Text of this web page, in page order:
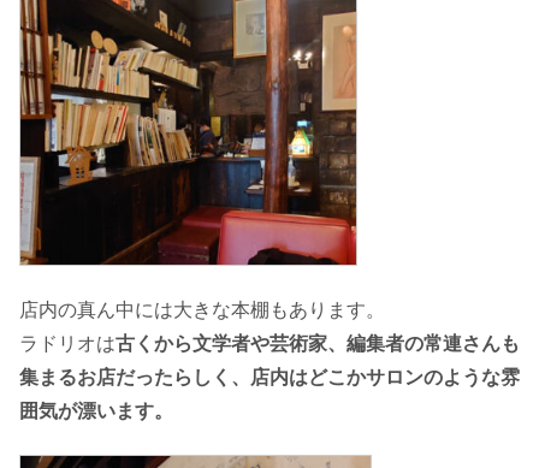
店内の真ん中には大きな本棚もあります。
ラドリオは古くから文学者や芸術家、編集者の常連さんも
集まるお店だったらしく、店内はどこかサロンのような雰
囲気が漂います。